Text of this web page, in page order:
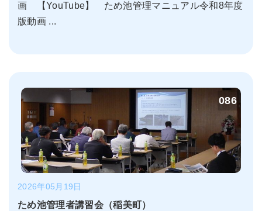
画 【YouTube】 ため池管理マニュアル令和8年度
版動画 ...
086
2026年05月19日
ため池管理者講習会（稲美町）